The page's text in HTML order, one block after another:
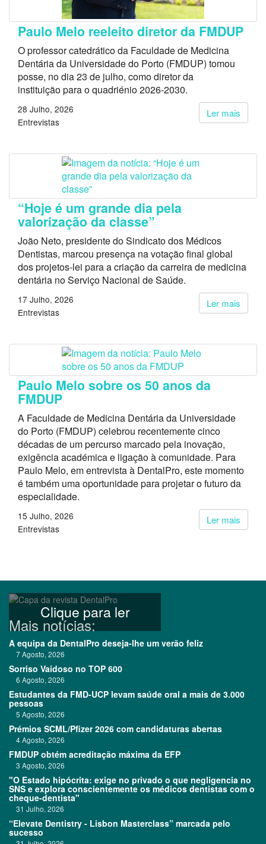
Paulo Melo reeleito diretor da FMDUP
O professor catedrático da Faculdade de Medicina
Dentária da Universidade do Porto (FMDUP) tomou
posse, no dia 23 de julho, como diretor da
instituição para o quadriénio 2026-2030.
Ler mais
28 Julho, 2026
Entrevistas
“Hoje é um grande dia pela
valorização da classe”
João Neto, presidente do Sindicato dos Médicos
Dentistas, marcou presença na votação final global
dos projetos-lei para a criação da carreira de medicina
dentária no Serviço Nacional de Saúde.
Ler mais
17 Julho, 2026
Entrevistas
Paulo Melo sobre os 50 anos da
FMDUP
A Faculdade de Medicina Dentária da Universidade
do Porto (FMDUP) celebrou recentemente cinco
décadas de um percurso marcado pela inovação,
exigência académica e ligação à comunidade. Para
Paulo Melo, em entrevista à DentalPro, este momento
é também uma oportunidade para projetar o futuro da
especialidade.
Ler mais
15 Julho, 2026
Entrevistas
Clique para ler
Mais notícias:
A equipa da DentalPro deseja-lhe um verão feliz
7 Agosto, 2026
Sorriso Vaidoso no TOP 600
6 Agosto, 2026
Estudantes da FMD-UCP levam saúde oral a mais de 3.000
pessoas
5 Agosto, 2026
Prémios SCML/Pfizer 2026 com candidaturas abertas
4 Agosto, 2026
FMDUP obtém acreditação máxima da EFP
3 Agosto, 2026
"O Estado hipócrita: exige no privado o que negligencia no
SNS e explora conscientemente os médicos dentistas com o
cheque-dentista"
31 Julho, 2026
“Elevate Dentistry - Lisbon Masterclass” marcada pelo
sucesso